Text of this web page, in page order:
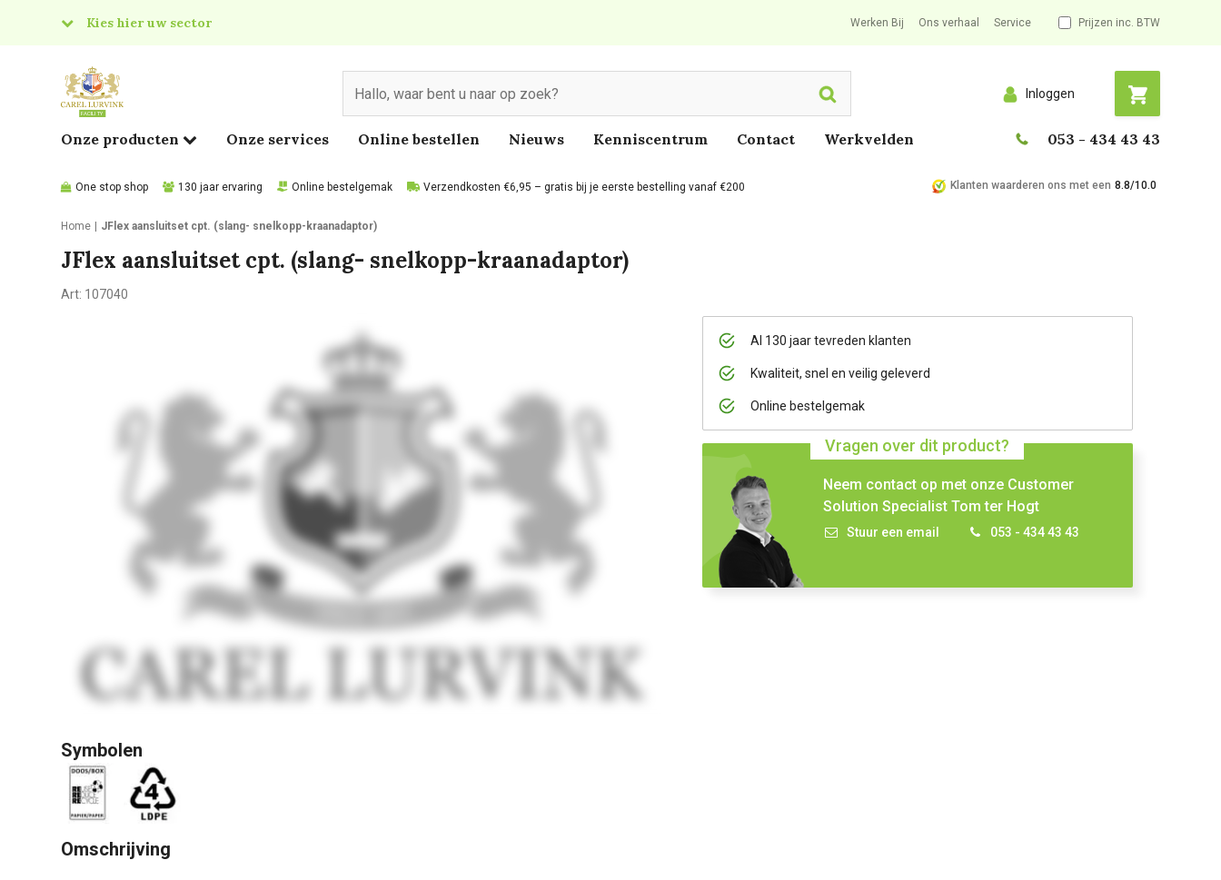
Kies hier uw sector
Food
Werken Bij Ons verhaal Service Prijzen inc. BTW
Search Inloggen
Onze producten Onze services Online bestellen Nieuws Kenniscentrum Contact Werkvelden 053 - 434 43 43
One stop shop 130 jaar ervaring Online bestelgemak Verzendkosten €6,95 – gratis bij je eerste bestelling vanaf €200 Klanten waarderen ons met een 8.8/10.0
Home JFlex aansluitset cpt. (slang- snelkopp-kraanadaptor)
JFlex aansluitset cpt. (slang- snelkopp-kraanadaptor)
Art: 107040
Al 130 jaar tevreden klanten
Kwaliteit, snel en veilig geleverd
Online bestelgemak
Vragen over dit product?
Neem contact op met onze Customer
Solution Specialist Tom ter Hogt
Stuur een email 053 - 434 43 43
Symbolen
Omschrijving